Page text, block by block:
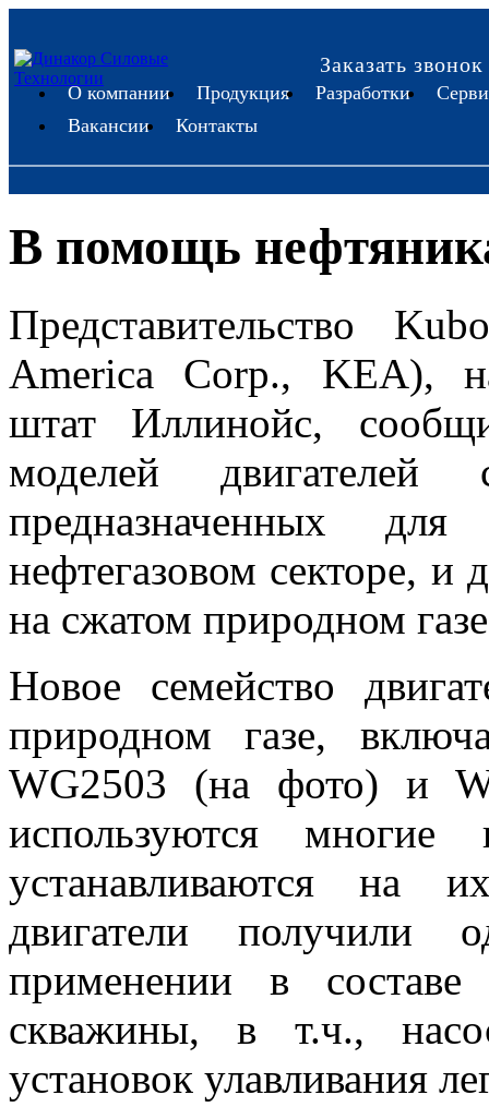
Заказать звонок
О компании Продукция Разработки
Вакансии
Контакты
В помощь
Представительство
America Corp., KEA),
штат Иллинойс,
моделей
предназначенных
нефтегазовом секторе, и
на сжатом природном
Новое семейство
природном газе,
WG2503 (на фото) и
используются многие
устанавливаются на
двигатели получили
применении в составе
скважины, в т.ч.,
установок улавливания